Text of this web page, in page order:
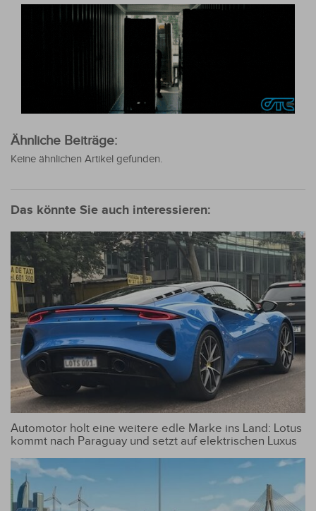
Ähnliche Beiträge:
Keine ähnlichen Artikel gefunden.
Das könnte Sie auch interessieren:
Automotor holt eine weitere edle Marke ins Land: Lotus
kommt nach Paraguay und setzt auf elektrischen Luxus